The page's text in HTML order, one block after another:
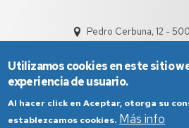
Pedro Cerbuna, 12 -
Utilizamos cookies en este sitio
experiencia de usuario.
Al hacer click en Aceptar, otorga su
establezcamos cookies. Más info